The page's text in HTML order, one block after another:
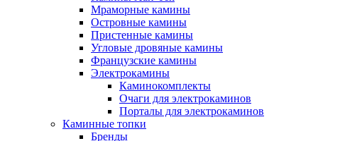
Мраморные камины
Островные камины
Пристенные камины
Угловые дровяные камины
Французские камины
Электрокамины
Каминокомплекты
Очаги для электрокаминов
Порталы для электрокаминов
Каминные топки
Бренды